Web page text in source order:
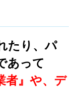
たり、パ
あって
者』や、デ